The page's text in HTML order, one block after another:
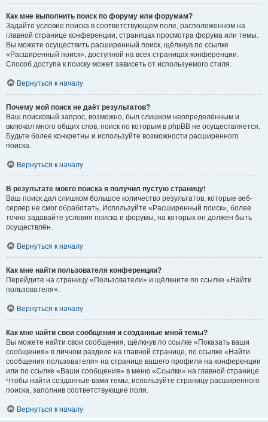
Как мне выполнить поиск по форуму или форумам?
Задайте условие поиска в соответствующем поле, расположенном на
главной странице конференции, страницах просмотра форума или темы.
Вы можете осуществить расширенный поиск, щёлкнув по ссылке
«Расширенный поиск», доступной на всех страницах конференции.
Способ доступа к поиску может зависеть от используемого стиля.
Вернуться к началу
Почему мой поиск не даёт результатов?
Ваш поисковый запрос, возможно, был слишком неопределённым и
включал много общих слов, поиск по которым в phpBB не осуществляется.
Будьте более конкретны и используйте возможности расширенного
поиска.
Вернуться к началу
В результате моего поиска я получил пустую страницу!
Ваш поиск дал слишком большое количество результатов, которые веб-
сервер не смог обработать. Используйте «Расширенный поиск», более
точно задавайте условия поиска и форумы, на которых он должен быть
осуществлён.
Вернуться к началу
Как мне найти пользователя конференции?
Перейдите на страницу «Пользователи» и щёлкните по ссылке «Найти
пользователя».
Вернуться к началу
Как мне найти свои сообщения и созданные мной темы?
Вы можете найти свои сообщения, щёлкнув по ссылке «Показать ваши
сообщения» в личном разделе на главной странице, по ссылке «Найти
сообщения пользователя» на странице вашего профиля на конференции
или по ссылке «Ваши сообщения» в меню «Ссылки» на главной странице.
Чтобы найти созданные вами темы, используйте страницу расширенного
поиска, заполнив соответствующие поля.
Вернуться к началу